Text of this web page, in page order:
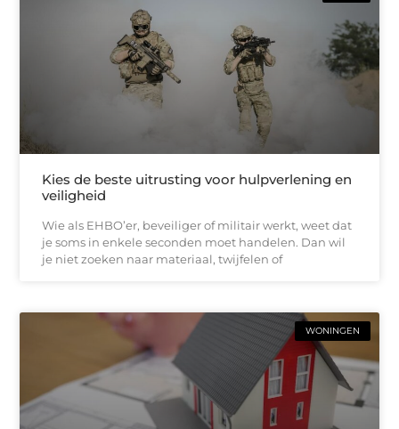
Kies de beste uitrusting voor hulpverlening en
veiligheid
Wie als EHBO’er, beveiliger of militair werkt, weet dat
je soms in enkele seconden moet handelen. Dan wil
je niet zoeken naar materiaal, twijfelen of
WONINGEN